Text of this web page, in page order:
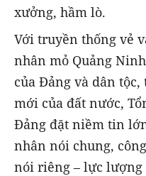
xưởng, hầm lò.
Với truyền thống vẻ
nhân mỏ Quảng
của Đảng và dân
mới của đất nước,
Đảng đặt niềm tin
nhân nói chung,
nói riêng – lực lượng